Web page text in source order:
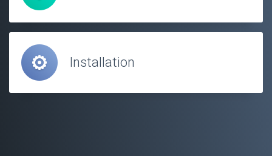
Installation